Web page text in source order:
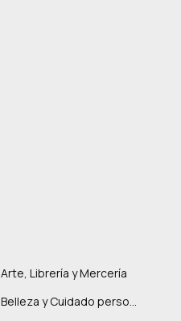
Arte, Librería y Mercería
Belleza y Cuidado personal